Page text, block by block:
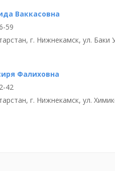
Ваккасовна
59
г. Нижнекамск, ул. Баки
Фалиховна
42
г. Нижнекамск, ул.